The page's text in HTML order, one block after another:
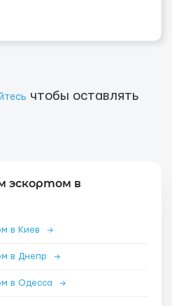
чтобы оставлять
эскортом в
в Киев →
в Днепр →
в Одесса →